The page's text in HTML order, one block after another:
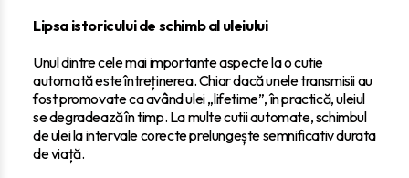
Lipsa istoricului de schimb al uleiului
Unul dintre cele mai importante aspecte la o cutie
automată este întreținerea. Chiar dacă unele transmisii au
fost promovate ca având ulei „lifetime”, în practică, uleiul
se degradează în timp. La multe cutii automate, schimbul
de ulei la intervale corecte prelungește semnificativ durata
de viață.